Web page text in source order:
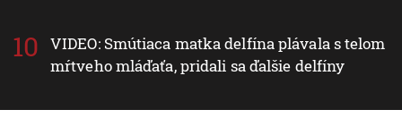
VIDEO: Smútiaca matka delfína plávala s telom
mŕtveho mláďaťa, pridali sa ďalšie delfíny